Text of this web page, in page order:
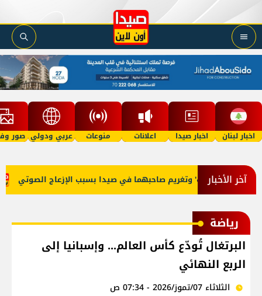
اخبار لبنان اخبار صيدا اعلانات منوعات عربي ودولي صور
آخر الأخبار
'توكتوك' وتغريم صاحبهما في صيدا بسبب الإزعاج الصوتي
رياضة
البرتغال تُودّع كأس العالم... وإسبانيا إلى
الربع النهائي
الثلاثاء 07/تموز/2026 - 07:34 ص